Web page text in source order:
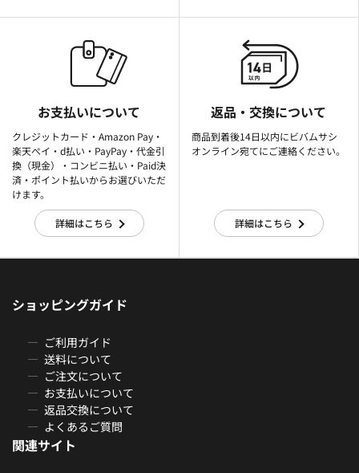
お支払いについて
クレジットカード・Amazon Pay・
楽天ぺイ・d払い・PayPay・代金引
換（現金）・コンビニ払い・Paid決
済・ポイント払いからお選びいただ
けます。
詳細はこちら
返品・交換について
商品到着後14日以内にビバムサシ
オンライン宛てにご連絡ください。
詳細はこちら
ショッピングガイド
ご利用ガイド
送料について
ご注文について
お支払いについて
返品交換について
よくあるご質問
関連サイト